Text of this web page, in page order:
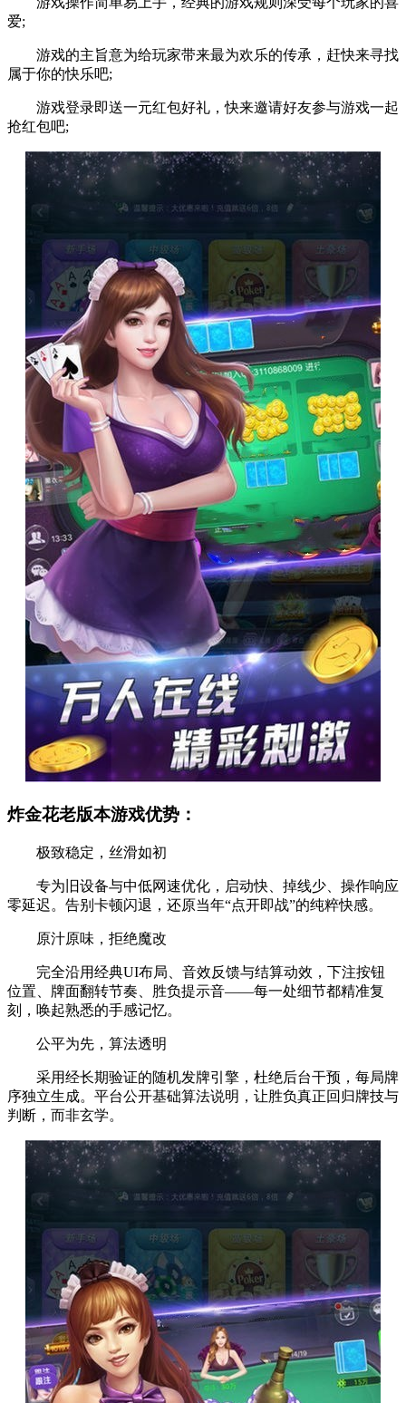
爱;
游戏的主旨意为给玩家带来最为欢乐的传承，赶快来寻找
属于你的快乐吧;
游戏登录即送一元红包好礼，快来邀请好友参与游戏一起
抢红包吧;
炸金花老版本游戏优势：
极致稳定，丝滑如初
专为旧设备与中低网速优化，启动快、掉线少、操作响应
零延迟。告别卡顿闪退，还原当年“点开即战”的纯粹快感。
原汁原味，拒绝魔改
完全沿用经典UI布局、音效反馈与结算动效，下注按钮
位置、牌面翻转节奏、胜负提示音——每一处细节都精准复
刻，唤起熟悉的手感记忆。
公平为先，算法透明
采用经长期验证的随机发牌引擎，杜绝后台干预，每局牌
序独立生成。平台公开基础算法说明，让胜负真正回归牌技与
判断，而非玄学。